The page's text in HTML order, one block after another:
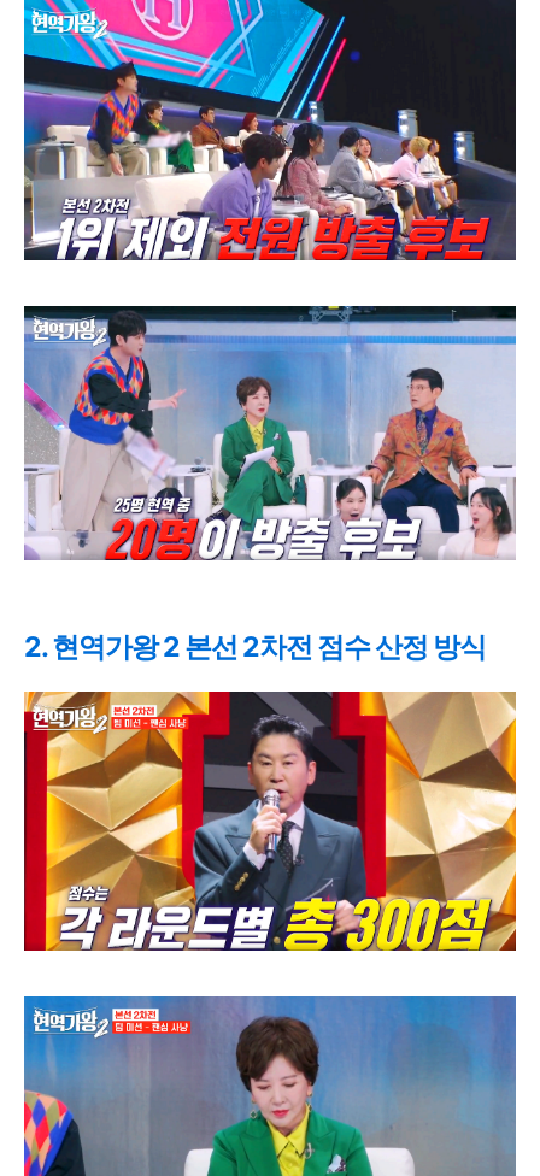
2. 현역가왕 2 본선 2차전 점수 산정 방식